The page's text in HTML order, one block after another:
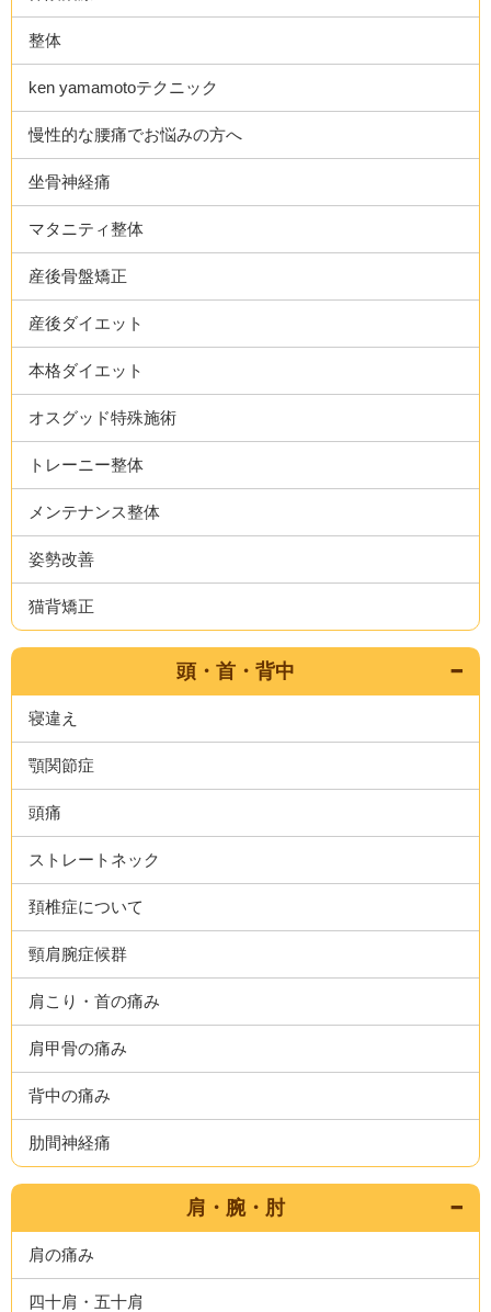
整体
ken yamamotoテクニック
慢性的な腰痛でお悩みの方へ
坐骨神経痛
マタニティ整体
産後骨盤矯正
産後ダイエット
本格ダイエット
オスグッド特殊施術
トレーニー整体
メンテナンス整体
姿勢改善
猫背矯正
頭・首・背中
寝違え
顎関節症
頭痛
ストレートネック
頚椎症について
頸肩腕症候群
肩こり・首の痛み
肩甲骨の痛み
背中の痛み
肋間神経痛
肩・腕・肘
肩の痛み
四十肩・五十肩